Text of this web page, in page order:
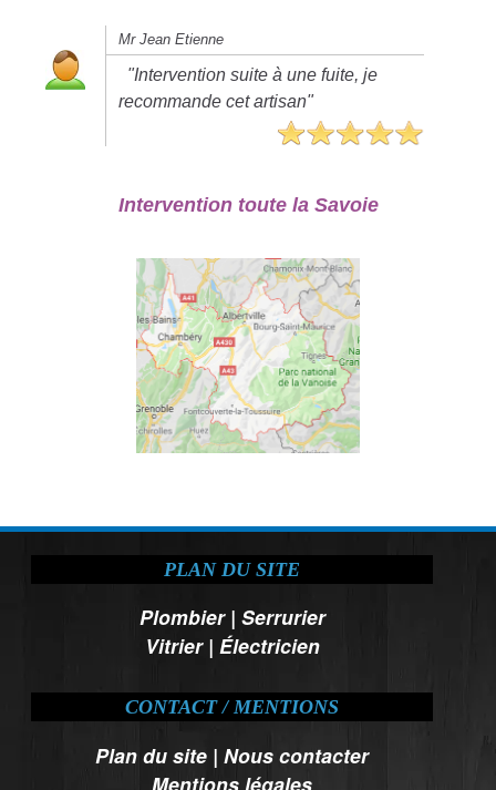
Mr Jean Etienne
"Intervention suite à une fuite, je
recommande cet artisan"
Intervention toute la Savoie
PLAN DU SITE
Plombier| Serrurier
Vitrier| Électricien
CONTACT / MENTIONS
Plan du site |Nous contacter
Mentions légales